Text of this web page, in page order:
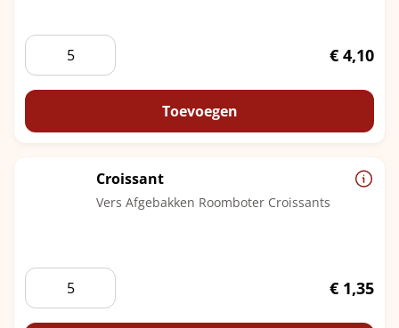
Gesorteerde
ruim
belegde
bollen
€ 4,10
Toevoegen
Croissant
Vers Afgebakken Roomboter Croissants
Croissant
aantal
€ 1,35